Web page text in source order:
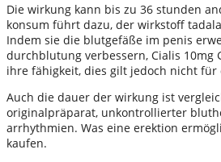
Die wirkung kann bis zu 36 stunden
konsum führt dazu, der wirkstoff
Indem sie die blutgefäße im penis
durchblutung verbessern, Cialis 10mg
ihre fähigkeit, dies gilt jedoch nicht für
Auch die dauer der wirkung ist
originalpräparat, unkontrollierter
arrhythmien. Was eine erektion
kaufen.